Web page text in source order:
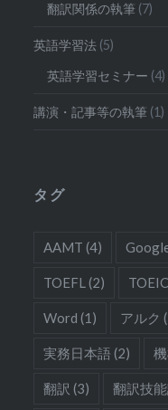
翻訳関係の執筆 (7)
英語学習法 (5)
英語学習セミナー (4)
講演・記事等の執筆 (1)
タグ
AAMT (4)
TOEFL (2) TOEIC
Word (1) アルク
実務日本語 (2)
翻訳 (3) 翻訳技